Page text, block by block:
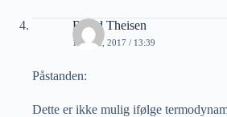
Roald Theisen
16 MAI, 2017 / 13:39
Påstanden:
Dette er ikke mulig ifølge